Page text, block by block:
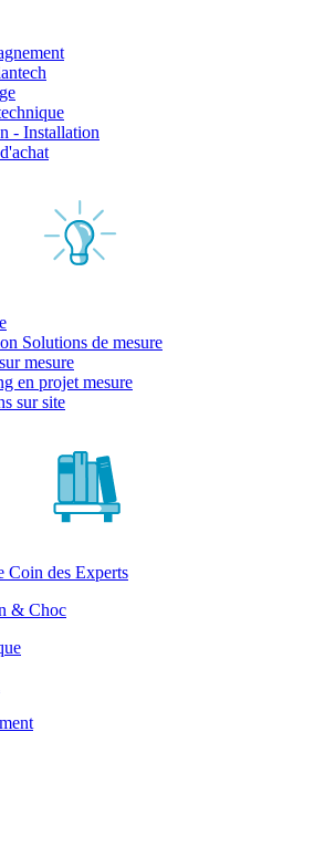
- Installation
Solutions de mesure
mesure
en projet mesure
sur site
Coin des Experts
& Choc